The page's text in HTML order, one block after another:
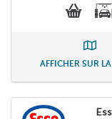
AFFICHER SUR